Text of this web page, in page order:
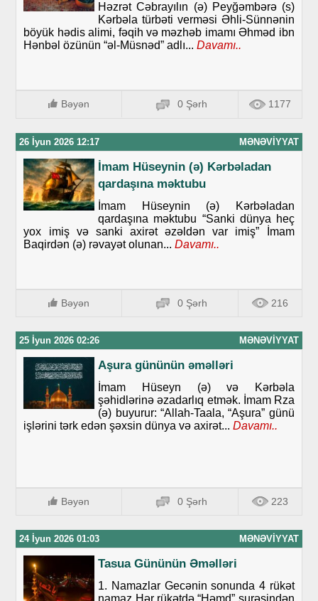
Həzrət Cəbrayılın (ə) Peyğəmbərə (s)
Kərbəla türbəti verməsi Əhli-Sünnənin
böyük hədis alimi, fəqih və məzhəb imamı Əhməd ibn
Hənbəl özünün “əl-Müsnəd” adlı... Davamı..
Bəyən 0 Şərh 1177
26 İyun 2026 12:17 MƏNƏVIYYAT
İmam Hüseynin (ə) Kərbəladan
qardaşına məktubu
İmam Hüseynin (ə) Kərbəladan
qardaşına məktubu “Sanki dünya heç
yox imiş və sanki axirət əzəldən var imiş” İmam
Baqirdən (ə) rəvayət olunan... Davamı..
Bəyən 0 Şərh 216
25 İyun 2026 02:26 MƏNƏVIYYAT
Aşura gününün əməlləri
İmam Hüseyn (ə) və Kərbəla
şəhidlərinə əzadarlıq etmək. İmam Rza
(ə) buyurur: “Allah-Taala, “Aşura” günü
işlərini tərk edən şəxsin dünya və axirət... Davamı..
Bəyən 0 Şərh 223
24 İyun 2026 01:03 MƏNƏVIYYAT
Tasua Gününün Əməlləri
1. Namazlar Gecənin sonunda 4 rükət